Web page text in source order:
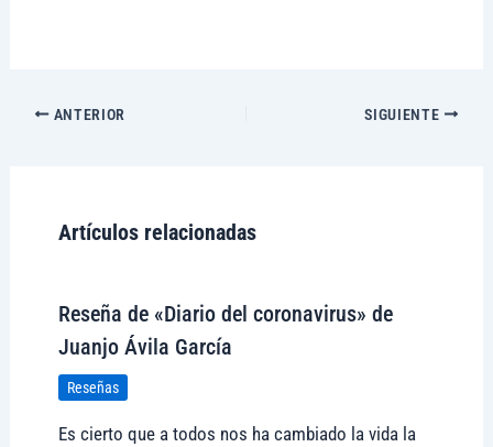
ANTERIOR SIGUIENTE
Artículos relacionadas
Reseña de «Diario del coronavirus» de
Juanjo Ávila García
Reseñas
Es cierto que a todos nos ha cambiado la vida la